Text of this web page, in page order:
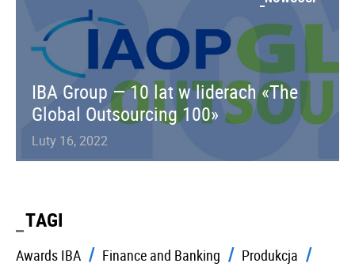
IBA Group — 10 lat w liderach «The
Global Outsourcing 100»
Luty 16, 2022
TAGI
Awards IBA Finance and Banking
Produkcja